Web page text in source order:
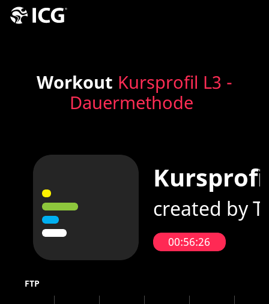
Workout Kursprofil L3 -
Dauermethode